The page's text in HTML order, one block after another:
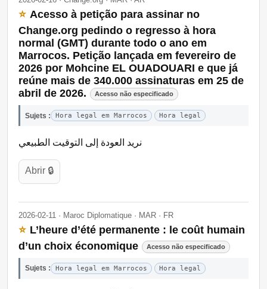
⭐ Acesso à petição para assinar no
Change.org pedindo o regresso à hora
normal (GMT) durante todo o ano em
Marrocos. Petição lançada em fevereiro de
2026 por Mohcine EL OUADOUARI e que já
reúne mais de 340.000 assinaturas em 25 de
abril de 2026.
Acesso não especificado
Sujets : Hora legal em Marrocos Hora legal
نريد العودة إلى التوقيت الطبيعي
Abrir 🔒
2026-02-11 · Maroc Diplomatique · MAR · FR
⭐ L’heure d’été permanente : le coût humain
d’un choix économique
Acesso não especificado
Sujets : Hora legal em Marrocos Hora legal